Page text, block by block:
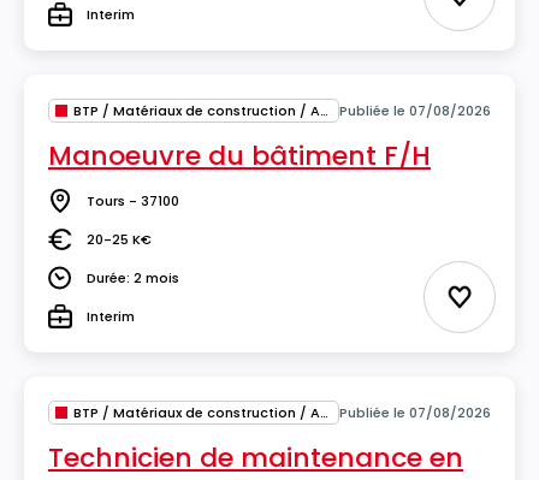
TypeInterim Ajouter
BTP / Matériaux de construction / Architecture Publiée le 07/08/2026
Manoeuvre du bâtiment F/H
Lieu Tours - 37100
Salaire20-25 K€
DuréeDurée: 2 mois
TypeInterim Ajouter
BTP / Matériaux de construction / Architecture Publiée le 07/08/2026
Technicien de maintenance en